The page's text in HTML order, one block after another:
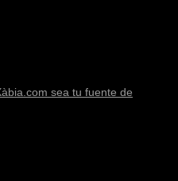
sea tu fuente de